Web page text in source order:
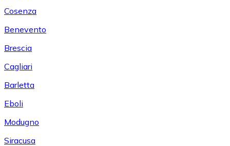
Cosenza
Benevento
Brescia
Cagliari
Barletta
Eboli
Modugno
Siracusa